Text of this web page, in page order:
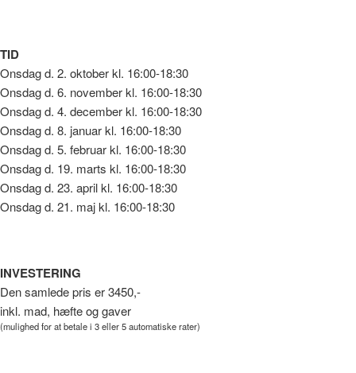
TID
Onsdag d. 2. oktober kl. 16:00-18:30
Onsdag d. 6. november kl. 16:00-18:30
Onsdag d. 4. december kl. 16:00-18:30
Onsdag d. 8. januar kl. 16:00-18:30
Onsdag d. 5. februar kl. 16:00-18:30
Onsdag d. 19. marts kl. 16:00-18:30
Onsdag d. 23. april kl. 16:00-18:30
Onsdag d. 21. maj kl. 16:00-18:30
INVESTERING
Den samlede pris er 3450,-
inkl. mad, hæfte og gaver
(mulighed for at betale i 3 eller 5 automatiske rater)